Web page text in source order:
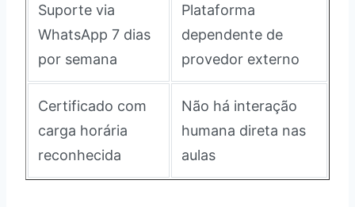
Suporte via
WhatsApp 7 dias
por semana
Plataforma
dependente de
provedor externo
Certificado com
carga horária
reconhecida
Não há interação
humana direta nas
aulas